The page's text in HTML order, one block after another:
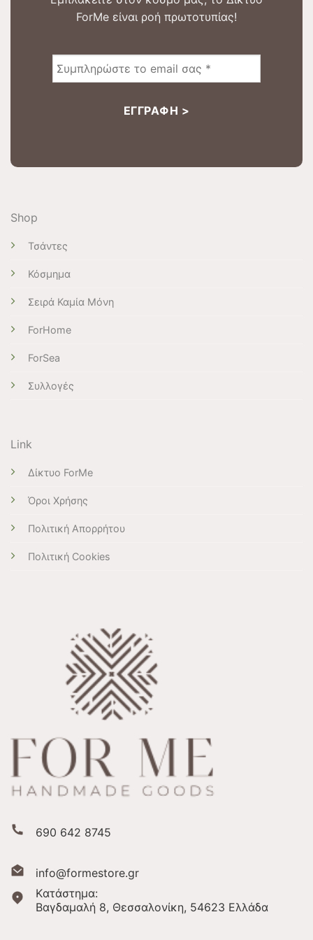
ForMe είναι ροή πρωτοτυπίας!
Shop
Τσάντες
Κόσμημα
Σειρά Καμία Μόνη
ForHome
ForSea
Συλλογές
Link
Δίκτυο ForMe
Όροι Χρήσης
Πολιτική Απορρήτου
Πολιτική Cookies
690 642 8745
info@formestore.gr
Kατάστημα:
Βαγδαμαλή 8, Θεσσαλονίκη, 54623 Ελλάδα